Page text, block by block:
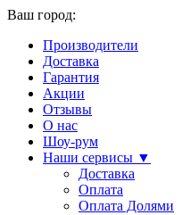
Ваш город:
Производители
Доставка
Гарантия
Акции
Отзывы
О нас
Шоу-рум
Наши сервисы ▼
Доставка
Оплата
Оплата Долями